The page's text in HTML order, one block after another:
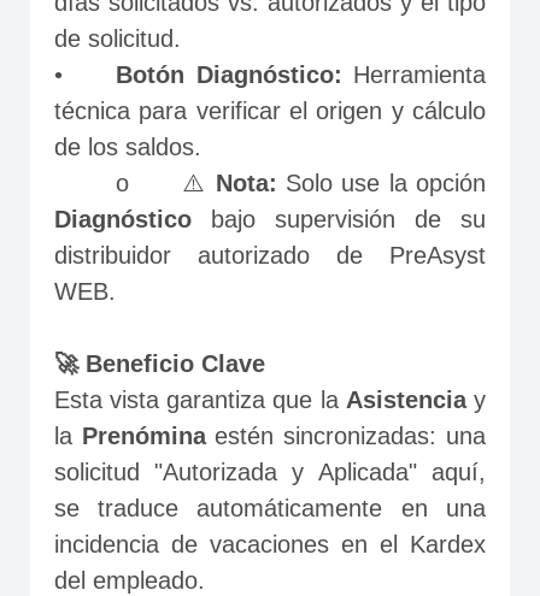
de solicitud.
Botón Diagnóstico: Herramienta
técnica para verificar el origen y cálculo
de los saldos.
       o	⚠️
Nota: Solo use la opción
Diagnóstico bajo supervisión de su
distribuidor autorizado de PreAsyst
WEB.
🚀 Beneficio Clave
Esta vista garantiza que la Asistencia y
la Prenómina estén sincronizadas: una
solicitud "Autorizada y Aplicada" aquí,
se traduce automáticamente en una
incidencia de vacaciones en el Kardex
del empleado.